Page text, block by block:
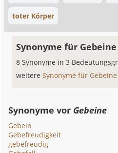
toter Körper
Synonyme für Gebeine
8 Synonyme in 3
weitereSynonyme für
Synonyme vor Gebeine
Gebein
Gebefreudigkeit
gebefreudig